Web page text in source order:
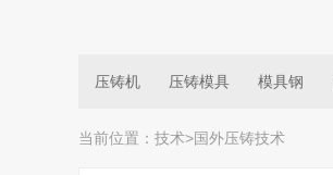
压铸机 压铸模具 模具钢
当前位置： 技术>国外压铸技术